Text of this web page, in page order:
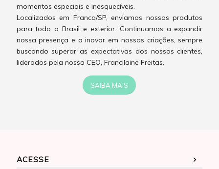
momentos especiais e inesquecíveis.
Localizados em Franca/SP, enviamos nossos produtos
para todo o Brasil e exterior. Continuamos a expandir
nossa presença e a inovar em nossas criações, sempre
buscando superar as expectativas dos nossos clientes,
liderados pela nossa CEO, Francilaine Freitas.
SAIBA MAIS
ACESSE